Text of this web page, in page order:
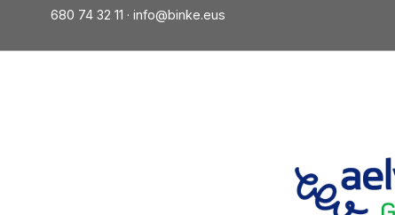
680 74 32 11 · info@binke.eus